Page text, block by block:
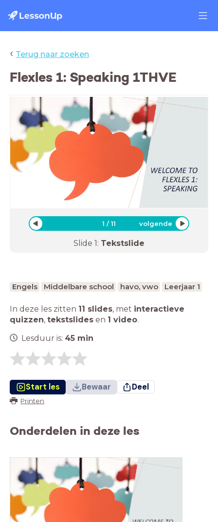
‹ Terug naar zoeken
Flexles 1: Speaking 1THVE
1 /11 volgende
Slide 1: Tekstslide
Engels Middelbare school havo, vwo Leerjaar 1
In deze les zitten 11 slides, met interactieve
quizzen, tekstslides en 1 video.
Lesduur is: 45 min
Start les Bewaar Deel
Printen
Onderdelen in deze les